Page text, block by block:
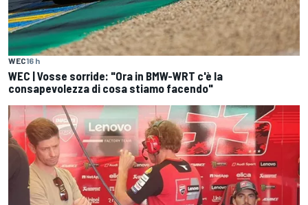
WEC16 h
WEC | Vosse sorride: "Ora in BMW-WRT c'è la
consapevolezza di cosa stiamo facendo"